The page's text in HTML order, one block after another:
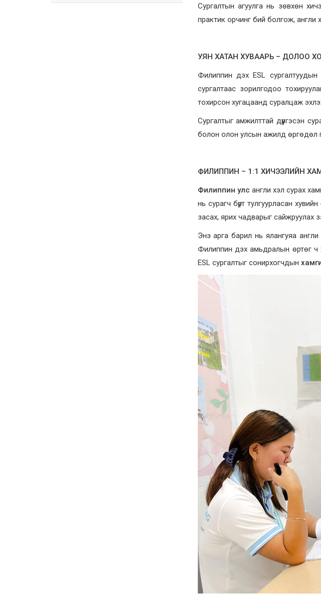
Сургалтын агуулга нь зөвхөн
практик орчинг бий болгож, англи
УЯН ХАТАН ХУВААРЬ – ДОЛОО
Филиппин дэх ESL
сургалтаас зорилгодоо
тохирсон хугацаанд суралцаж
Сургалтыг амжилттай дүүргэсэн
болон олон улсын ажилд өргөдөл
ФИЛИППИН – 1:1 ХИЧЭЭЛИЙН
Филиппин улс англи хэл сурах
нь сурагч бүрт тулгуурласан
засах, ярих чадварыг сайжруулах
Энэ арга барил нь ялангуяа англи
Филиппин дэх амьдралын өртөг ч
ESL сургалтыг сонирхогчдын